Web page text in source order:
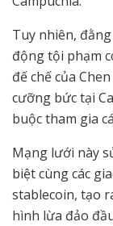
Tuy nhiên,
động tội phạm
đế chế của
cưỡng bức tại
buộc tham gia
Mạng lưới này
biệt cùng các
stablecoin, tạo
hình lừa đảo